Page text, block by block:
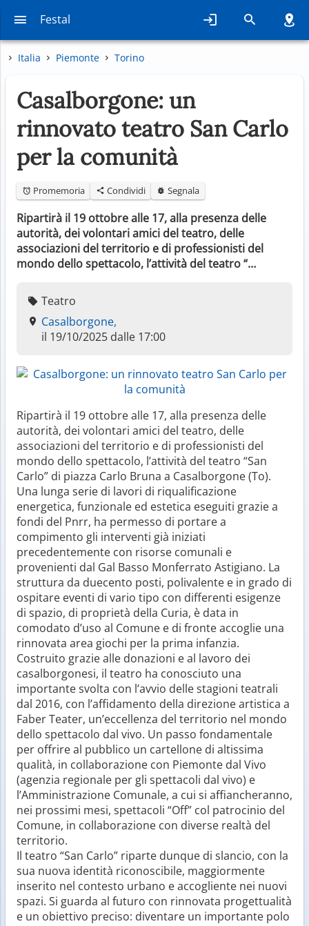
Festal
Italia Piemonte Torino
Casalborgone: un
rinnovato teatro San Carlo
per la comunità
Promemoria Condividi Segnala
Ripartirà il 19 ottobre alle 17, alla presenza delle
autorità, dei volontari amici del teatro, delle
associazioni del territorio e di professionisti del
mondo dello spettacolo, l’attività del teatro “…
Teatro
Casalborgone,
il 19/10/2025 dalle 17:00
Ripartirà il 19 ottobre alle 17, alla presenza delle
autorità, dei volontari amici del teatro, delle
associazioni del territorio e di professionisti del
mondo dello spettacolo, l’attività del teatro “San
Carlo” di piazza Carlo Bruna a Casalborgone (To).
Una lunga serie di lavori di riqualificazione
energetica, funzionale ed estetica eseguiti grazie a
fondi del Pnrr, ha permesso di portare a
compimento gli interventi già iniziati
precedentemente con risorse comunali e
provenienti dal Gal Basso Monferrato Astigiano. La
struttura da duecento posti, polivalente e in grado di
ospitare eventi di vario tipo con differenti esigenze
di spazio, di proprietà della Curia, è data in
comodato d’uso al Comune e di fronte accoglie una
rinnovata area giochi per la prima infanzia.
Costruito grazie alle donazioni e al lavoro dei
casalborgonesi, il teatro ha conosciuto una
importante svolta con l’avvio delle stagioni teatrali
dal 2016, con l’affidamento della direzione artistica a
Faber Teater, un’eccellenza del territorio nel mondo
dello spettacolo dal vivo. Un passo fondamentale
per offrire al pubblico un cartellone di altissima
qualità, in collaborazione con Piemonte dal Vivo
(agenzia regionale per gli spettacoli dal vivo) e
l’Amministrazione Comunale, a cui si affiancheranno,
nei prossimi mesi, spettacoli “Off” col patrocinio del
Comune, in collaborazione con diverse realtà del
territorio.
Il teatro “San Carlo” riparte dunque di slancio, con la
sua nuova identità riconoscibile, maggiormente
inserito nel contesto urbano e accogliente nei nuovi
spazi. Si guarda al futuro con rinnovata progettualità
e un obiettivo preciso: diventare un importante polo